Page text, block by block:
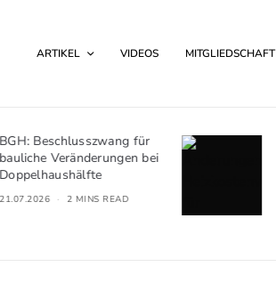
ARTIKEL VIDEOS MITGLIEDSCHAFT
BGH: Klimaanlagen in
Eigentumswohnungen –
2 MINS READ